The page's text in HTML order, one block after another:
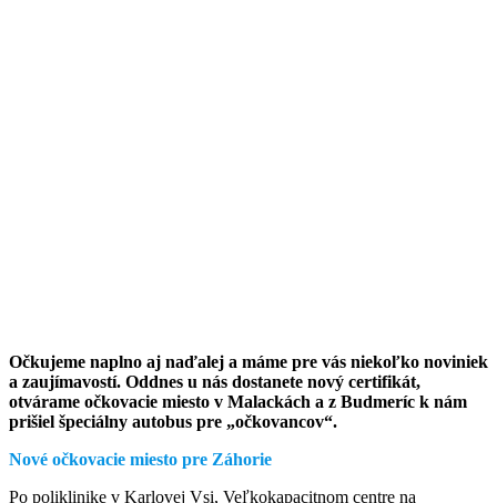
Očkujeme naplno aj naďalej a máme pre vás niekoľko noviniek
a zaujímavostí. Oddnes u nás dostanete nový certifikát,
otvárame očkovacie miesto v Malackách a z Budmeríc k nám
prišiel špeciálny autobus pre „očkovancov“.
Nové očkovacie miesto pre Záhorie
Po poliklinike v Karlovej Vsi, Veľkokapacitnom centre na